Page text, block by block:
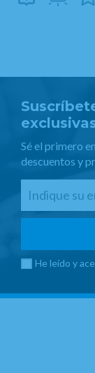
Sé el primero
descuentos y
He leído y